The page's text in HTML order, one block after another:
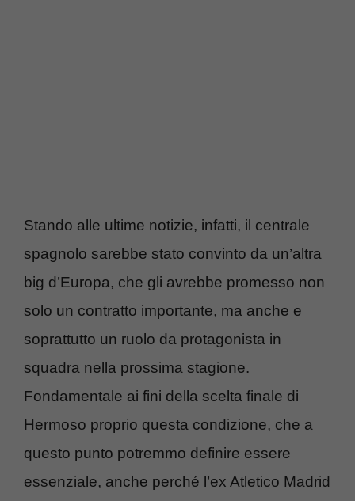
Stando alle ultime notizie, infatti, il centrale
spagnolo sarebbe stato convinto da un’altra
big d’Europa, che gli avrebbe promesso non
solo un contratto importante, ma anche e
soprattutto un ruolo da protagonista in
squadra nella prossima stagione.
Fondamentale ai fini della scelta finale di
Hermoso proprio questa condizione, che a
questo punto potremmo definire essere
essenziale, anche perché l’ex Atletico Madrid